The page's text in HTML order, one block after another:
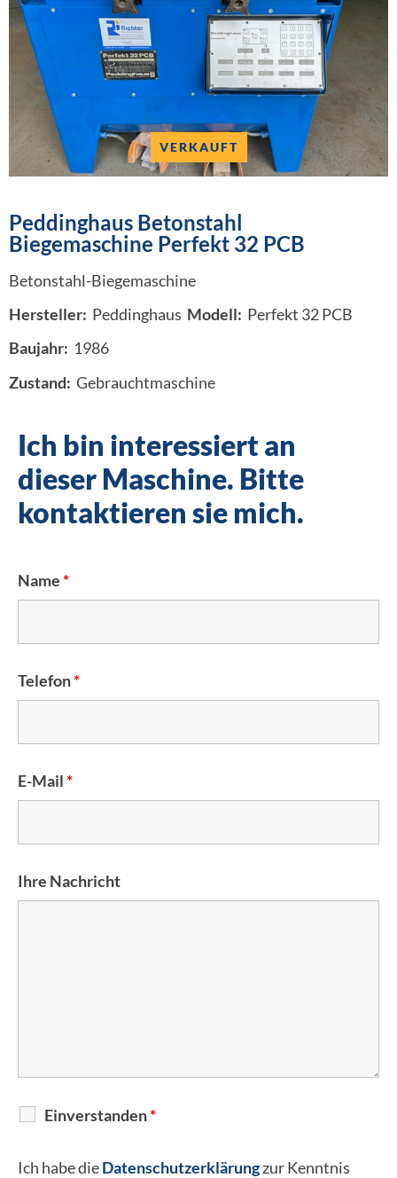
VERKAUFT
Peddinghaus Betonstahl
Biegemaschine Perfekt 32 PCB
Betonstahl-Biegemaschine
Hersteller: Peddinghaus Modell: Perfekt 32 PCB
Baujahr: 1986
Zustand: Gebrauchtmaschine
Ich bin interessiert an
dieser Maschine. Bitte
kontaktieren sie mich.
Name*
Telefon*
E-Mail*
Ihre Nachricht
Einverstanden*
Ich habe dieDatenschutzerklärungzur Kenntnis